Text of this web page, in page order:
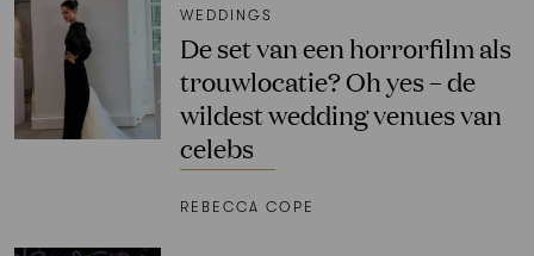
WEDDINGS
De set van een horrorfilm als
trouwlocatie? Oh yes – de
wildest wedding venues van
celebs
REBECCA COPE